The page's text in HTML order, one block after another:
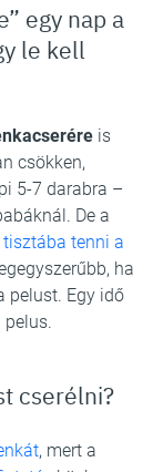
egy nap a
le kell
is
csökken,
5-7 darabra –
De a
tisztába tenni a
ha
pelust. Egy idő
cserélni?
, mert a